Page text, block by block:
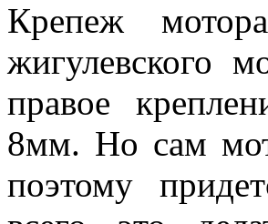
Крепеж
жигулевского
правое
8мм. Но сам
поэтому